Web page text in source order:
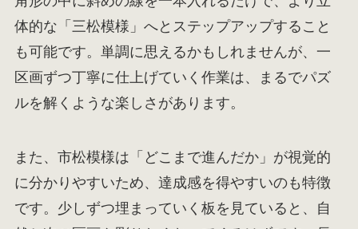
体的な「三松模様」へとステップアップすること
も可能です。単調に思えるかもしれませんが、一
区画ずつ丁寧に仕上げていく作業は、まるでパズ
ルを解くような楽しさがあります。
また、市松模様は「どこまで進んだか」が視覚的
に分かりやすいため、達成感を得やすいのも特徴
です。少しずつ埋まっていく板を見ていると、自